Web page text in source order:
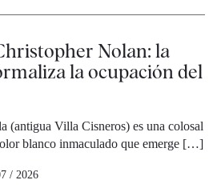
Nolan: la
la ocupación del
(antigua Villa Cisneros) es una colosal
blanco inmaculado que emerge […]
/ 2026